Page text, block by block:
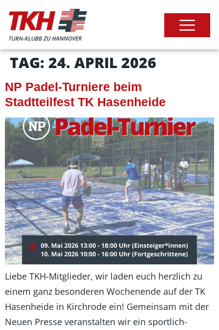
TAG: 24. APRIL 2026
NP Padel-Turniere beim
Stadtteilfest TK Hasenheide
Liebe TKH-Mitglieder, wir laden euch herzlich zu
einem ganz besonderen Wochenende auf der TK
Hasenheide in Kirchrode ein! Gemeinsam mit der
Neuen Presse veranstalten wir ein sportlich-